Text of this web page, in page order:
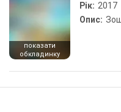
показати
обкладинку
Рік: 2017
Опис: